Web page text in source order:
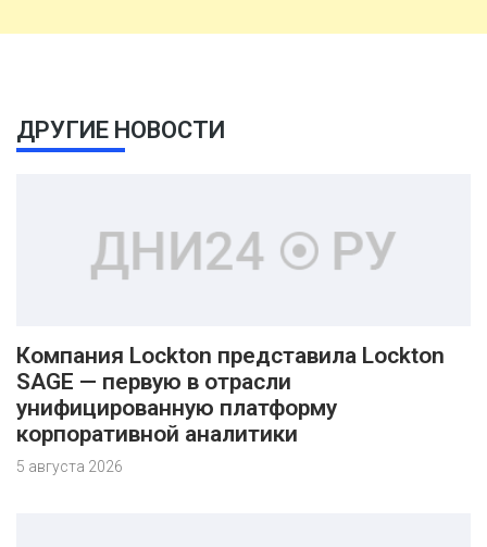
ДРУГИЕ НОВОСТИ
Компания Lockton представила Lockton
SAGE — первую в отрасли
унифицированную платформу
корпоративной аналитики
5 августа 2026